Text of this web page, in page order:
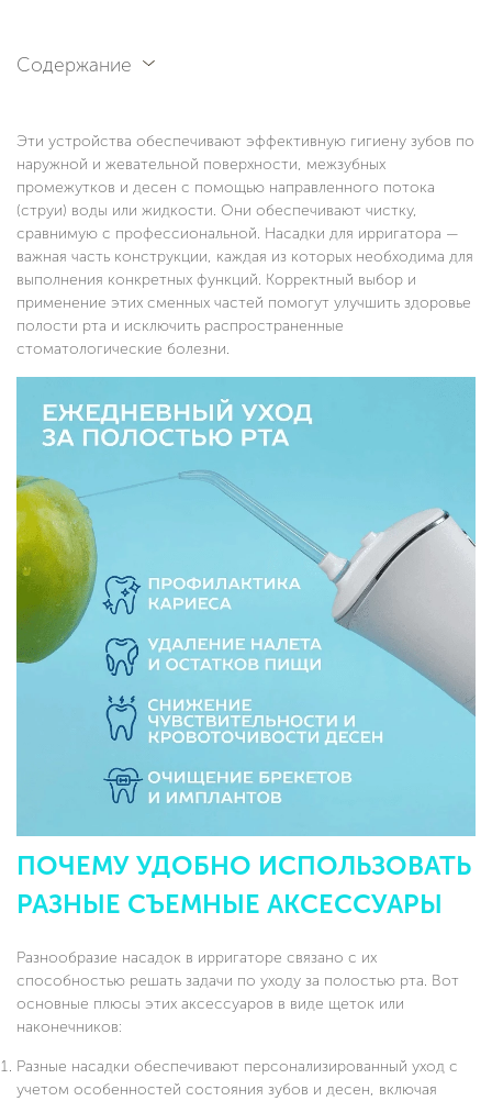
Содержание
Эти устройства обеспечивают эффективную гигиену зубов по
наружной и жевательной поверхности, межзубных
промежутков и десен с помощью направленного потока
(струи) воды или жидкости. Они обеспечивают чистку,
сравнимую с профессиональной. Насадки для ирригатора —
важная часть конструкции, каждая из которых необходима для
выполнения конкретных функций. Корректный выбор и
применение этих сменных частей помогут улучшить здоровье
полости рта и исключить распространенные
стоматологические болезни.
ПОЧЕМУ УДОБНО ИСПОЛЬЗОВАТЬ
РАЗНЫЕ СЪЕМНЫЕ АКСЕССУАРЫ
Разнообразие насадок в ирригаторе связано с их
способностью решать задачи по уходу за полостью рта. Вот
основные плюсы этих аксессуаров в виде щеток или
наконечников:
Разные насадки обеспечивают персонализированный уход с
учетом особенностей состояния зубов и десен, включая